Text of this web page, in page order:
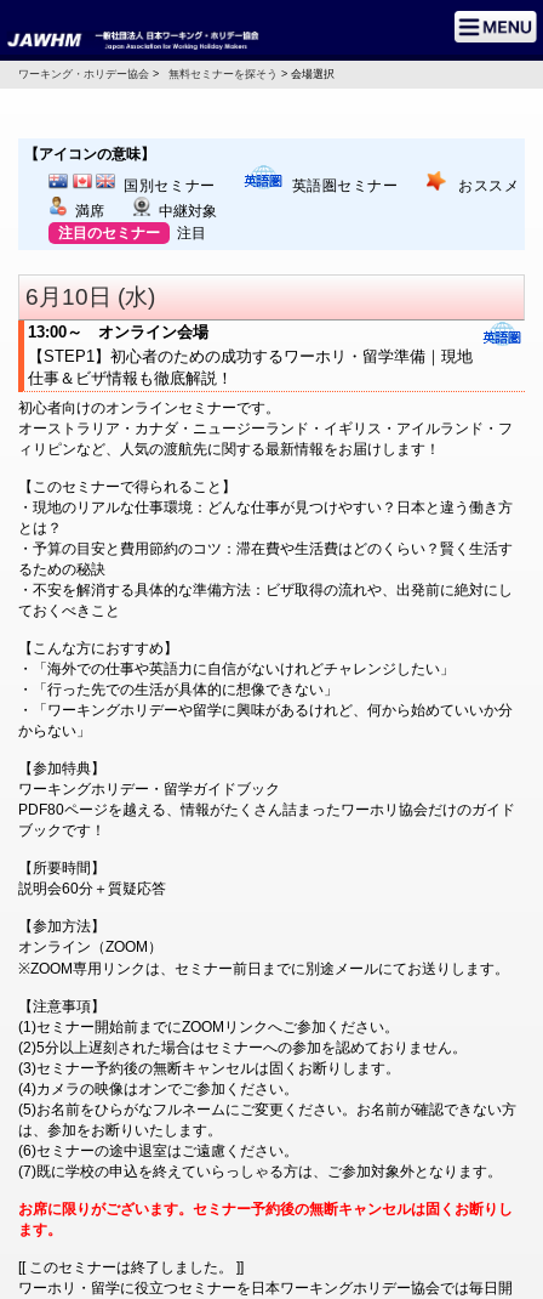
ワーキング・ホリデー協会 > 無料セミナーを探そう > 会場選択
【アイコンの意味】
国別セミナー
英語圏セミナー
おススメ
満席
中継対象
注目のセミナー
注目
6月10日 (水)
13:00～ オンライン会場
【STEP1】初心者のための成功するワーホリ・留学準備｜現地
仕事＆ビザ情報も徹底解説！
初心者向けのオンラインセミナーです。
オーストラリア・カナダ・ニュージーランド・イギリス・アイルランド・フ
ィリピンなど、人気の渡航先に関する最新情報をお届けします！
【このセミナーで得られること】
・現地のリアルな仕事環境：どんな仕事が見つけやすい？日本と違う働き方
とは？
・予算の目安と費用節約のコツ：滞在費や生活費はどのくらい？賢く生活す
るための秘訣
・不安を解消する具体的な準備方法：ビザ取得の流れや、出発前に絶対にし
ておくべきこと
【こんな方におすすめ】
・「海外での仕事や英語力に自信がないけれどチャレンジしたい」
・「行った先での生活が具体的に想像できない」
・「ワーキングホリデーや留学に興味があるけれど、何から始めていいか分
からない」
【参加特典】
ワーキングホリデー・留学ガイドブック
PDF80ページを越える、情報がたくさん詰まったワーホリ協会だけのガイド
ブックです！
【所要時間】
説明会60分＋質疑応答
【参加方法】
オンライン（ZOOM）
※ZOOM専用リンクは、セミナー前日までに別途メールにてお送りします。
【注意事項】
(1)セミナー開始前までにZOOMリンクへご参加ください。
(2)5分以上遅刻された場合はセミナーへの参加を認めておりません。
(3)セミナー予約後の無断キャンセルは固くお断りします。
(4)カメラの映像はオンでご参加ください。
(5)お名前をひらがなフルネームにご変更ください。お名前が確認できない方
は、参加をお断りいたします。
(6)セミナーの途中退室はご遠慮ください。
(7)既に学校の申込を終えていらっしゃる方は、ご参加対象外となります。
お席に限りがございます。セミナー予約後の無断キャンセルは固くお断りし
ます。
[[ このセミナーは終了しました。 ]]
ワーホリ・留学に役立つセミナーを日本ワーキングホリデー協会では毎日開